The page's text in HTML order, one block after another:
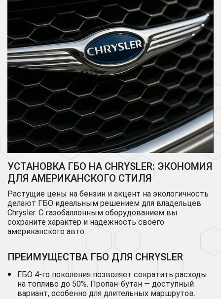
УСТАНОВКА ГБО НА CHRYSLER: ЭКОНОМИЯ
ДЛЯ АМЕРИКАНСКОГО СТИЛЯ
Растущие цены на бензин и акцент на экологичность
делают ГБО идеальным решением для владельцев
Chrysler. С газобаллонным оборудованием вы
сохраните характер и надежность своего
американского авто.
ПРЕИМУЩЕСТВА ГБО ДЛЯ CHRYSLER
ГБО 4-го поколения позволяет сократить расходы
на топливо до 50%. Пропан-бутан — доступный
вариант, особенно для длительных маршрутов.